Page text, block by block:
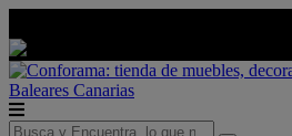
Baleares Canarias